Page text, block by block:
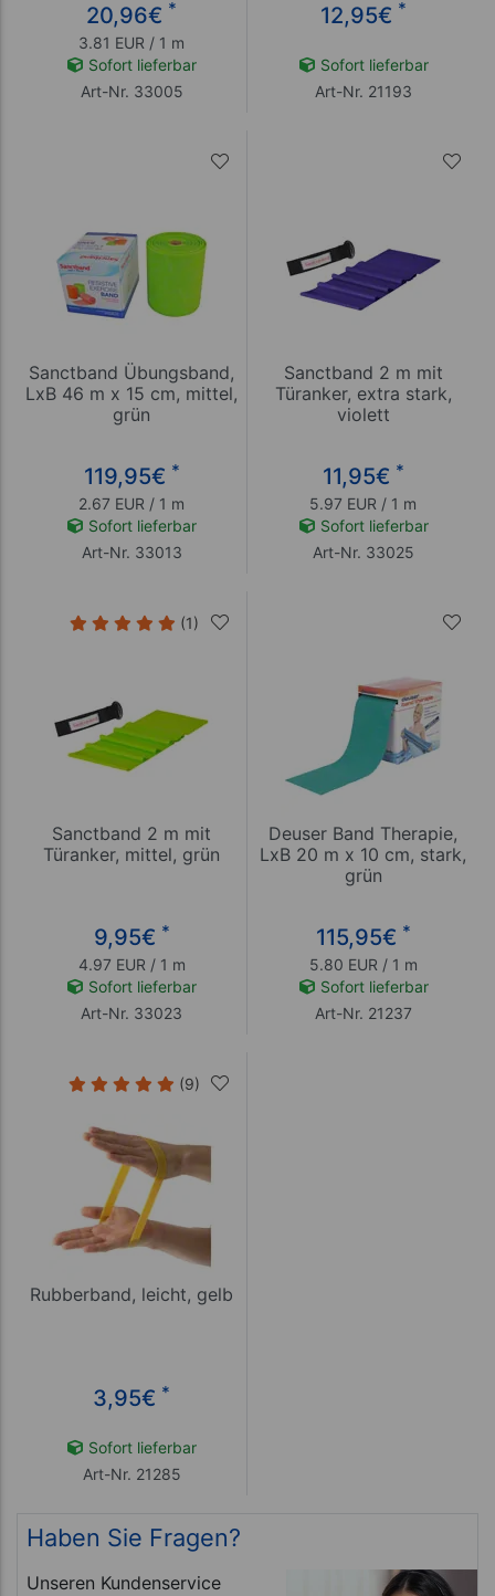
20,96€ *
3.81 EUR / 1 m
Sofort lieferbar
Art-Nr. 33005
12,95€ *
Sofort lieferbar
Art-Nr. 21193
Sanctband Übungsband,
LxB 46 m x 15 cm, mittel,
grün
119,95€ *
2.67 EUR / 1 m
Sofort lieferbar
Art-Nr. 33013
Sanctband 2 m mit
Türanker, extra stark,
violett
11,95€ *
5.97 EUR / 1 m
Sofort lieferbar
Art-Nr. 33025
(1)
Sanctband 2 m mit
Türanker, mittel, grün
9,95€ *
4.97 EUR / 1 m
Sofort lieferbar
Art-Nr. 33023
Deuser Band Therapie,
LxB 20 m x 10 cm, stark,
grün
115,95€ *
5.80 EUR / 1 m
Sofort lieferbar
Art-Nr. 21237
(9)
Rubberband, leicht, gelb
3,95€ *
Sofort lieferbar
Art-Nr. 21285
Haben Sie Fragen?
Unseren Kundenservice